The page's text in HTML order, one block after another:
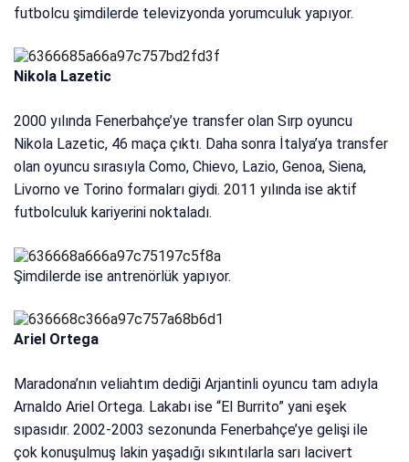
futbolcu şimdilerde televizyonda yorumculuk yapıyor.
Nikola Lazetic
2000 yılında Fenerbahçe’ye transfer olan Sırp oyuncu
Nikola Lazetic, 46 maça çıktı. Daha sonra İtalya’ya transfer
olan oyuncu sırasıyla Como, Chievo, Lazio, Genoa, Siena,
Livorno ve Torino formaları giydi. 2011 yılında ise aktif
futbolculuk kariyerini noktaladı.
Şimdilerde ise antrenörlük yapıyor.
Ariel Ortega
Maradona’nın veliahtım dediği Arjantinli oyuncu tam adıyla
Arnaldo Ariel Ortega. Lakabı ise “El Burrito” yani eşek
sıpasıdır. 2002-2003 sezonunda Fenerbahçe’ye gelişi ile
çok konuşulmuş lakin yaşadığı sıkıntılarla sarı lacivert